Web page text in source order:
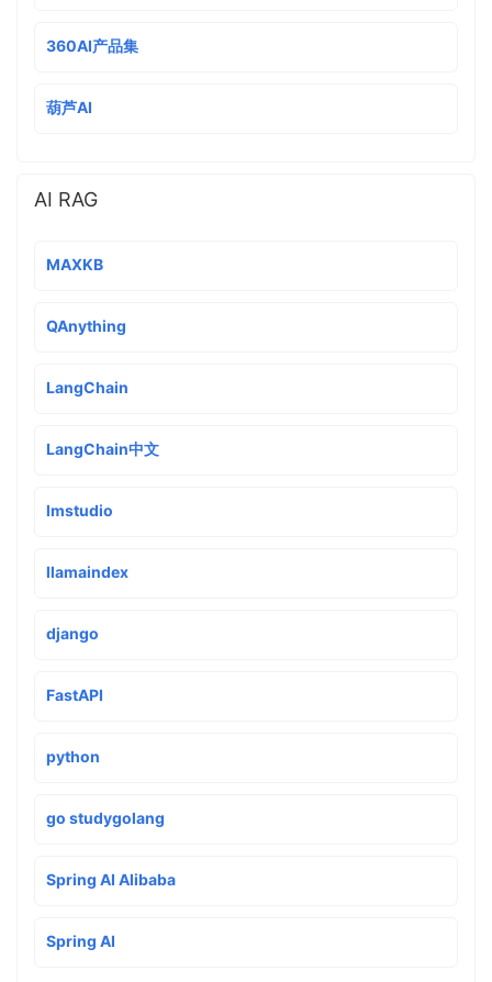
360AI产品集
葫芦AI
AI RAG
MAXKB
QAnything
LangChain
LangChain中文
lmstudio
llamaindex
django
FastAPI
python
go studygolang
Spring AI Alibaba
Spring AI